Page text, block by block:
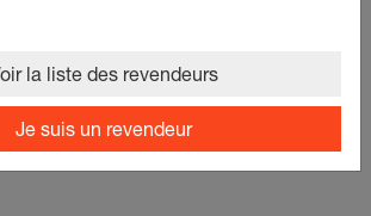
la liste des revendeurs
Je suis un revendeur